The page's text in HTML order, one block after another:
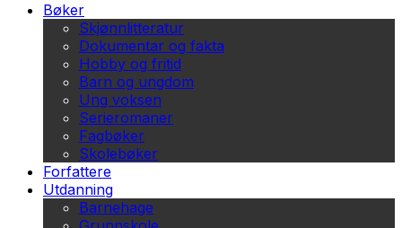
Bøker
Skjønnlitteratur
Dokumentar og fakta
Hobby og fritid
Barn og ungdom
Ung voksen
Serieromaner
Fagbøker
Skolebøker
Forfattere
Utdanning
Barnehage